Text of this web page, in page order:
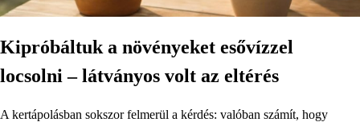
Kipróbáltuk a növényeket esővízzel
locsolni – látványos volt az eltérés
A kertápolásban sokszor felmerül a kérdés: valóban számít, hogy